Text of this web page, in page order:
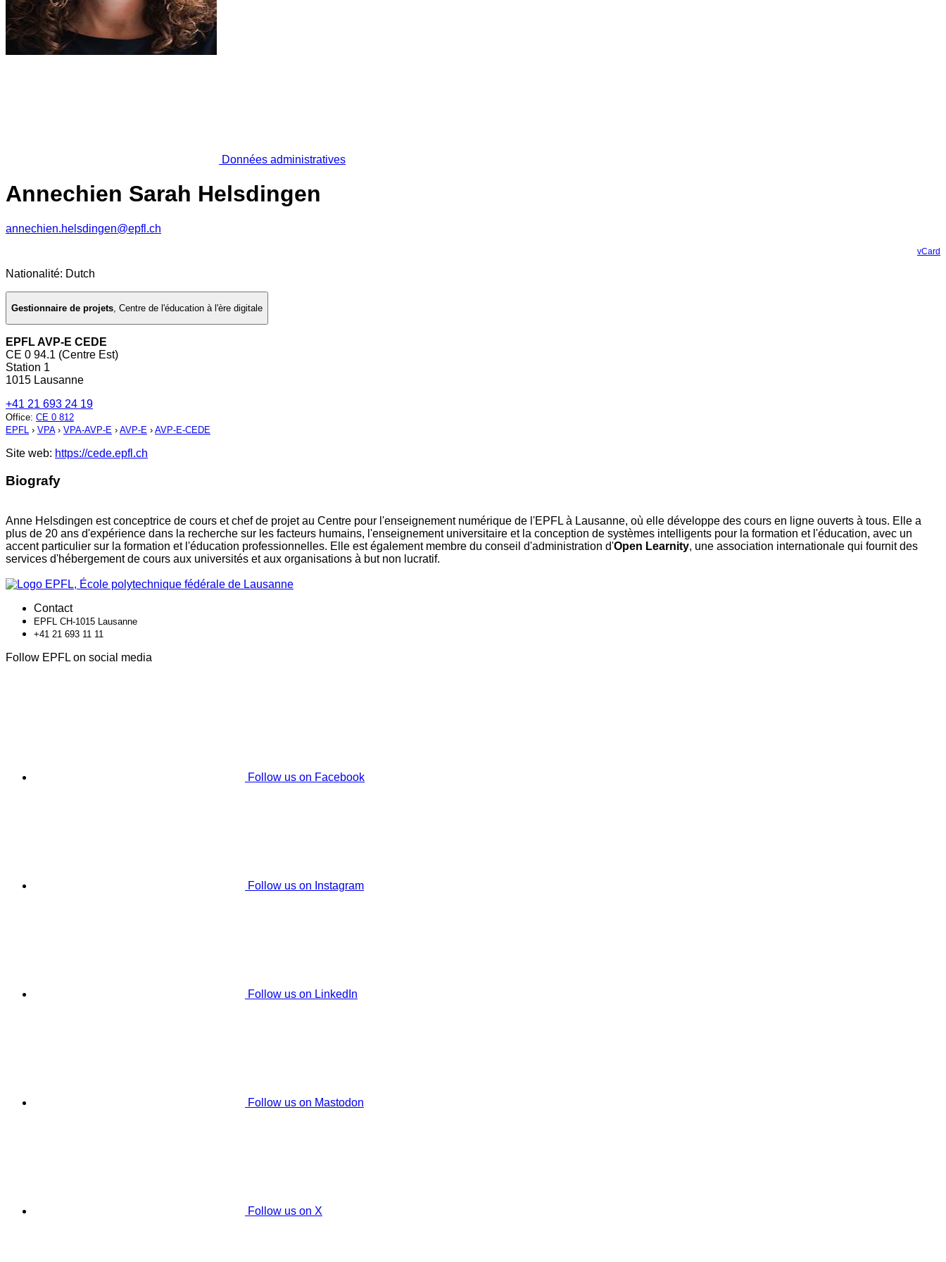
Données administratives
Annechien Sarah Helsdingen
annechien.helsdingen@epfl.ch
vCard
Nationalité: Dutch
Gestionnaire de projets, Centre de l'éducation à l'ère digitale
EPFL AVP-E CEDE
CE 0 94.1 (Centre Est)
Station 1
1015 Lausanne
+41 21 693 24 19
Office: CE 0 812
EPFL › VPA› VPA-AVP-E › AVP-E › AVP-E-CEDE
Site web: https://cede.epfl.ch
Biografy
Anne Helsdingen est conceptrice de cours et chef de projet au Centre pour l'enseignement numérique de l'EPFL à Lausanne, où elle développe des cours en ligne ouverts à tous. Elle a
plus de 20 ans d'expérience dans la recherche sur les facteurs humains, l'enseignement universitaire et la conception de systèmes intelligents pour la formation et l'éducation, avec un
accent particulier sur la formation et l'éducation professionnelles. Elle est également membre du conseil d'administration d'Open Learnity, une association internationale qui fournit des
services d'hébergement de cours aux universités et aux organisations à but non lucratif.
Contact
EPFL CH-1015 Lausanne
+41 21 693 11 11
Follow EPFL on social media
Follow us on Facebook
Follow us on Instagram
Follow us on LinkedIn
Follow us on Mastodon
Follow us on X